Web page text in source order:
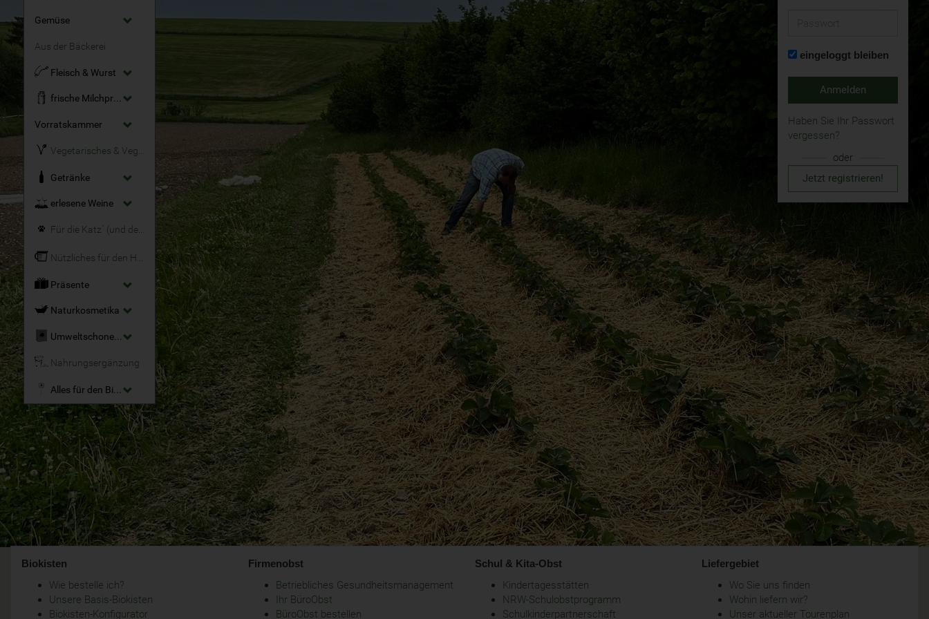
Gemüse
Aus der Bäckerei
Fleisch & Wurst
frische Milchprodukte
Vorratskammer
Getränke
erlesene Weine
Für die Katz´ (und den Hund)
Präsente
Naturkosmetika
Umweltschonende Reinigungsmittel
Nahrungsergänzung
Alles für den Bio-Garten
eingeloggt bleiben
Anmelden
Haben Sie Ihr Passwort
vergessen?
oder
Jetzt registrieren!
Biokisten
Wie bestelle ich?
Unsere Basis-Biokisten
Biokisten-Konfigurator
Firmenobst
Betriebliches Gesundheitsmanagement
Ihr BüroObst
BüroObst bestellen
Schul & Kita-Obst
Kindertagesstätten
NRW-Schulobstprogramm
Schulkinderpartnerschaft
Liefergebiet
Wo Sie uns finden
Wohin liefern wir?
Unser aktueller Tourenplan